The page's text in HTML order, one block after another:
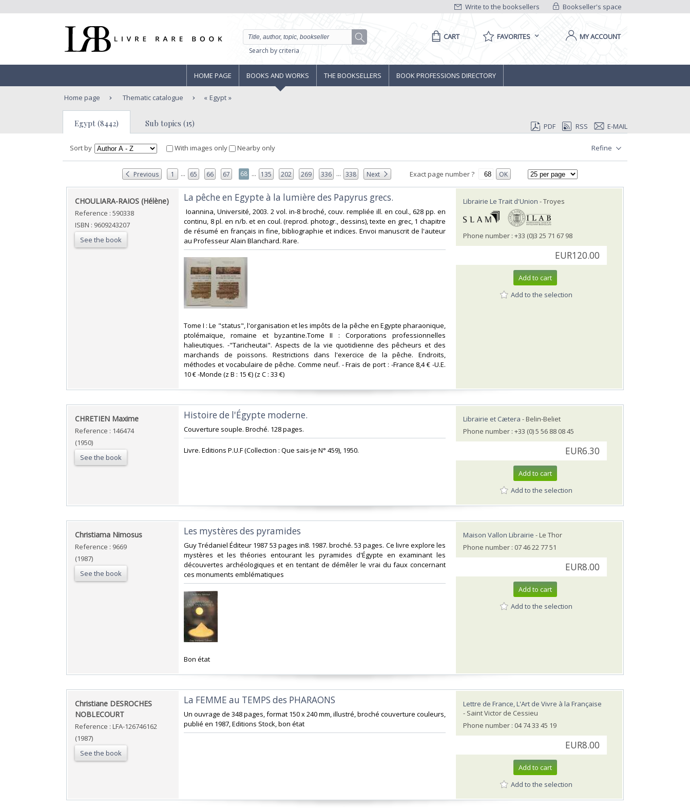
Bookseller's space
Write to the booksellers
Search by criteria
CART FAVORITES MY ACCOUNT
HOME PAGE BOOKS AND WORKS THE BOOKSELLERS BOOK PROFESSIONS DIRECTORY
Home page Thematic catalogue Egypt
Egypt (8442) Sub topics (15) PDF RSS E-MAIL
Sort by With images only Nearby only Refine
Previous 1 ... 65 66 67 68 ... 135 202 269 336 ... 338 Next Exact page number ? OK
‎CHOULIARA-RAIOS (Hélène)‎
Reference : 590338
ISBN : 9609243207
See the book
‎La pêche en Egypte à la lumière des Papyrus grecs.‎
‎ Ioannina, Université, 2003. 2 vol. in-8 broché, couv. rempliée ill. en coul., 628 pp. en
continu, 8 pl. en n/b. et en coul. (reprod. photogr., dessins), texte en grec, 1 chapitre
de résumé en français in fine, bibliographie et indices. Envoi manuscrit de l'auteur
au Professeur Alain Blanchard. Rare. ‎
‎Tome I : Le "status", l'organisation et les impôts de la pêche en Egypte pharaonique,
ptolémaïque, romaine et byzantine.Tome II : Corporations professionnelles
halieutiques. -"Taricheutai". Aspects de la vie quotidienne des pêcheurs et des
marchands de poissons. Restrictions dans l'exercice de la pêche. Endroits,
méthodes et vocabulaire de pêche. Comme neuf. - Frais de port : -France 8,4 € -U.E.
10 € -Monde (z B : 15 €) (z C : 33 €) ‎
Librairie Le Trait d'Union - Troyes
Phone number : +33 (0)3 25 71 67 98
EUR120.00
Add to cart
Add to the selection
‎CHRETIEN Maxime ‎
Reference : 146474
(1950)
See the book
‎Histoire de l'Égypte moderne.‎
‎Couverture souple. Broché. 128 pages.‎
‎Livre. Editions P.U.F (Collection : Que sais-je N° 459), 1950.‎
Librairie et Cætera - Belin-Beliet
Phone number : +33 (0) 5 56 88 08 45
EUR6.30
Add to cart
Add to the selection
‎Christiama Nimosus‎
Reference : 9669
(1987)
See the book
‎Les mystères des pyramides‎
‎Guy Trédaniel Éditeur 1987 53 pages in8. 1987. broché. 53 pages. Ce livre explore les
mystères et les théories entourant les pyramides d'Égypte en examinant les
découvertes archéologiques et en tentant de démêler le vrai du faux concernant
ces monuments emblématiques‎
‎Bon état‎
Maison Vallon Librairie - Le Thor
Phone number : 07 46 22 77 51
EUR8.00
Add to cart
Add to the selection
‎Christiane DESROCHES
NOBLECOURT‎
Reference : LFA-126746162
(1987)
See the book
‎La FEMME au TEMPS des PHARAONS‎
‎Un ouvrage de 348 pages, format 150 x 240 mm, illustré, broché couverture couleurs,
publié en 1987, Editions Stock, bon état‎
Lettre de France, L'Art de Vivre à la Française
- Saint Victor de Cessieu
Phone number : 04 74 33 45 19
EUR8.00
Add to cart
Add to the selection